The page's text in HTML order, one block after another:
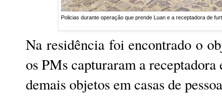
Policias durante operação que prende Luan e a receptadora de
Na residência foi encontrado o
os PMs capturaram a
demais objetos em casas de